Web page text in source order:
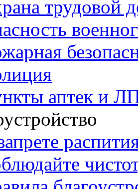
трудовой
аптек и